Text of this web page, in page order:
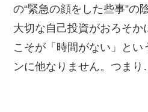
の“緊急の顔をした些事”の
大切な自己投資がおろそか
こそが「時間がない」とい
ンに他なりません。つま